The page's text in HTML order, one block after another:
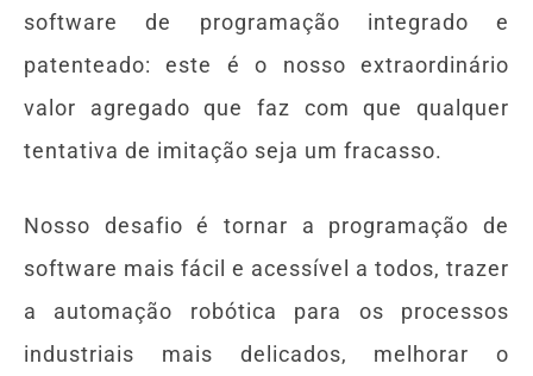
software de programação integrado e
patenteado: este é o nosso extraordinário
valor agregado que faz com que qualquer
tentativa de imitação seja um fracasso.
Nosso desafio é tornar a programação de
software mais fácil e acessível a todos, trazer
a automação robótica para os processos
industriais mais delicados, melhorar o